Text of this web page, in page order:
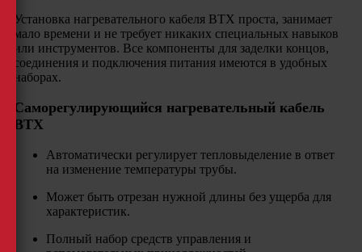
Установка нагревательного кабеля BTХ проста, занимает
мало времени и не требует никаких специальных навыков
или инструментов. Все компоненты для заделки концов,
соединения и подключения питания имеются в удобных
наборах.
Саморегулирующийся нагревательный кабель
BTX
Автоматически регулирует тепловыделение в ответ
на изменение температуры трубы.
Может быть отрезан нужной длины без ущерба для
характеристик.
Полный набор средств управления и